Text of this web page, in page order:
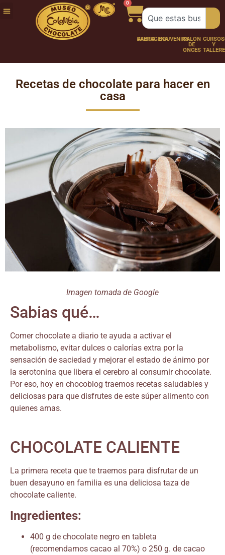
0
FUNDACIÓNNUESTRATRABAJA
CHOCOLATERÍA
CARTAGENASOUVENIRSSALÓN
DE
ONCES
CURSOS
Y
Recetas de chocolate para hacer en
casa
Imagen tomada de Google
Sabias qué…
Comer chocolate a diario te ayuda a activar el
metabolismo, evitar dulces o calorías extra por la
sensación de saciedad y mejorar el estado de ánimo por
la serotonina que libera el cerebro al consumir chocolate.
Por eso, hoy en chocoblog traemos recetas saludables y
deliciosas para que disfrutes de este súper alimento con
quienes amas.
CHOCOLATE CALIENTE
La primera receta que te traemos para disfrutar de un
buen desayuno en familia es una deliciosa taza de
chocolate caliente.
Ingredientes:
400 g de chocolate negro en tableta
(recomendamos cacao al 70%) o 250 g. de cacao